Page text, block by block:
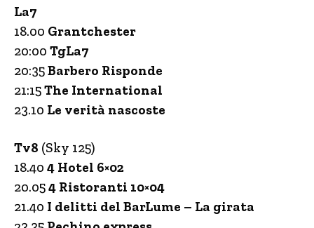
La7
18.00 Grantchester
20:00 TgLa7
20:35Barbero Risponde
21:15The International
23.10 Le verità nascoste
Tv8 (Sky 125)
18.40 4 Hotel 6×02
20.054 Ristoranti 10×04
21.40 I delitti del BarLume – La girata